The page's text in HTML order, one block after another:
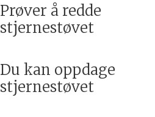
Prøver å redde
stjernestøvet
Du kan oppdage
stjernestøvet